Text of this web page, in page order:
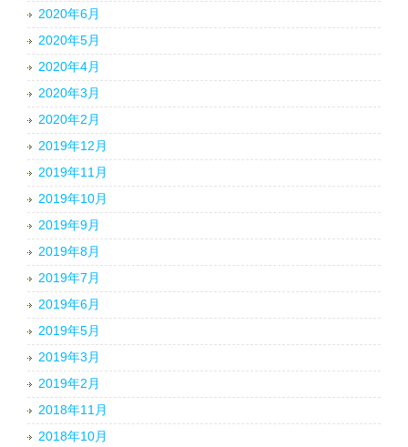
2020年6月
2020年5月
2020年4月
2020年3月
2020年2月
2019年12月
2019年11月
2019年10月
2019年9月
2019年8月
2019年7月
2019年6月
2019年5月
2019年3月
2019年2月
2018年11月
2018年10月